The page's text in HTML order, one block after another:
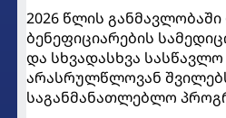
2026 წლის
ბენეფიციარების
და სხვადასხვა
არასრულწლოვან
საგანმანათლებლო